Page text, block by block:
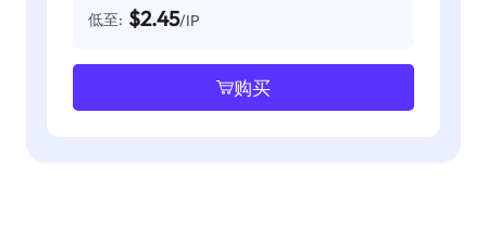
低至: $2.45/IP
购买